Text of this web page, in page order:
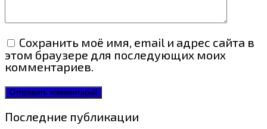
Сохранить моё имя, email и адрес сайта в
этом браузере для последующих моих
комментариев.
Последние публикации